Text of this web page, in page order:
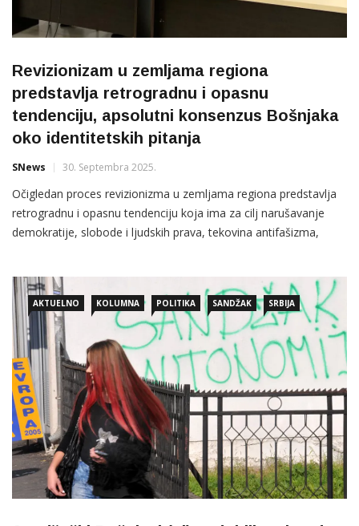
Revizionizam u zemljama regiona
predstavlja retrogradnu i opasnu
tendenciju, apsolutni konsenzus Bošnjaka
oko identitetskih pitanja
SNews 30. Septembra 2025.
Očigledan proces revizionizma u zemljama regiona predstavlja
retrogradnu i opasnu tendenciju koja ima za cilj narušavanje
demokratije, slobode i ljudskih prava, tekovina antifašizma,
AKTUELNO KOLUMNA POLITIKA SANDŽAK SRBIJA